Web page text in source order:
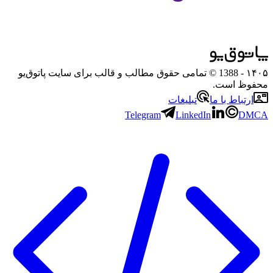
۱۴۰۵
- 1388 © تمامی حقوق مطالب و قالب برای سایت پاتوق‌یو
محفوظ است.
ارتباط با ما
تبلیغات
Telegram
LinkedIn DMCA